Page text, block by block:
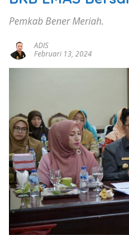
Pemkab Bener Meriah.
ADIS
Februari 13, 2024